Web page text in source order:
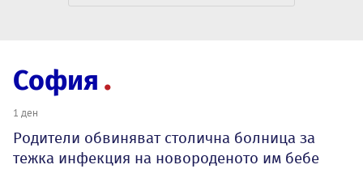
София
1 ден
Родители обвиняват столична болница за
тежка инфекция на новороденото им бебе